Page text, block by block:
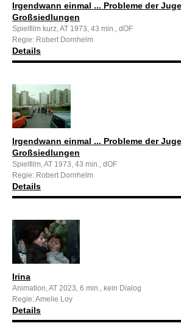
Irgendwann einmal ... Probleme der
Großsiedlungen
Spielfilm kurz, AT 1973, 43 min., dOF
Regie: Robert Dornhelm
Details
Irgendwann einmal ... Probleme der
Großsiedlungen
Spielfilm, AT 1973, 43 min., dOF
Regie: Robert Dornhelm
Details
Irina
Animation, AT 2023, 6 min., kein Dialog
Regie: Amelie Loy
Details